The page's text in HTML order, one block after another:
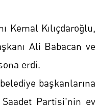
Kemal Kılıçdaroğlu,
Ali Babacan ve
erdi.
başkanlarına
Partisi'nin ev